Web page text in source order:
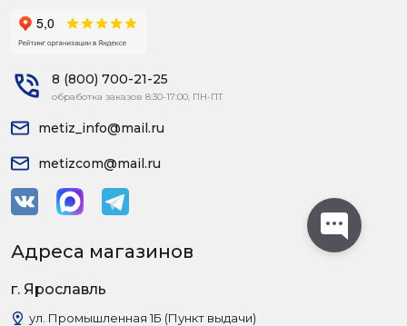
8 (800) 700-21-25
обработка заказов 8:30-17:00, ПН-ПТ
metiz_info@mail.ru
metizcom@mail.ru
Адреса магазинов
г. Ярославль
ул. Промышленная 1Б (Пункт выдачи)